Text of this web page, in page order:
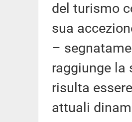
del turismo
sua
–
raggiunge la
risulta
attuali